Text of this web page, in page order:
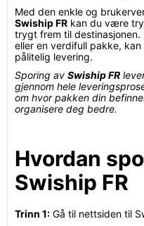
Med den enkle og
Swiship FR kan du være
trygt frem til
eller en verdifull pakke, kan
pålitelig levering.
Sporing av Swiship FR
gjennom hele
om hvor pakken din
organisere deg bedre.
Hvordan
Swiship FR
Trinn 1: Gå til nettsiden til